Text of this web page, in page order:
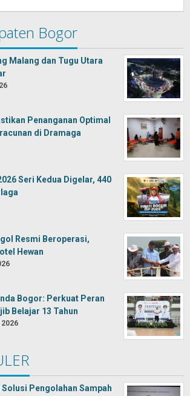
Bogor
Malang dan Tugu Utara
Penanganan Optimal
di Dramaga
Seri Kedua Digelar, 440
Resmi Beroperasi,
Hewan
Bogor: Perkuat Peran
Belajar 13 Tahun
Solusi Pengolahan Sampah